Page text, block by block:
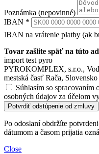
Poznámka (nepovinné)
IBAN *
IBAN na vrátenie platby (ak
Tovar zašlite späť na túto
import test pyro
PYROKOMPLEX, s.r.o.,
mestská časť Rača, Slovensko
Súhlasím so spracovaním
osobných údajov za účelom
Potvrdiť odstúpenie od zmluvy
Po odoslaní obdržíte
dátumom a časom prijatia
Close